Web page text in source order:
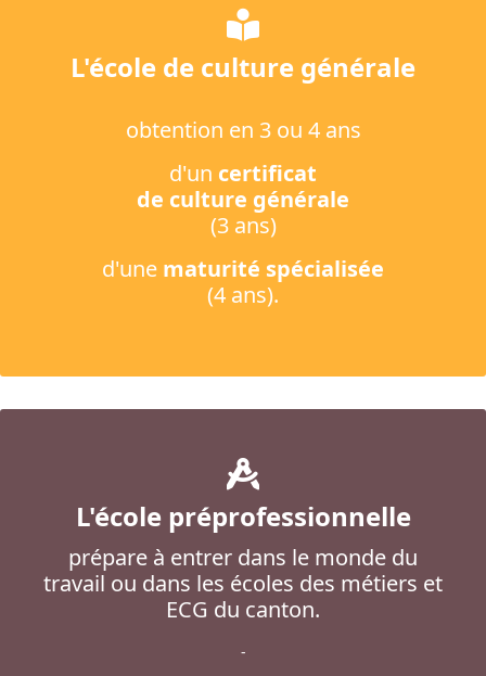
L'école de culture générale
obtention en 3 ou 4 ans
d'un certificat
de culture générale
(3 ans)
d'une maturité spécialisée
(4 ans).
L'école préprofessionnelle
prépare à entrer dans le monde du
travail ou dans les écoles des métiers et
ECG du canton.
-